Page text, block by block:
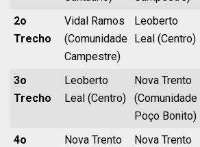
2o
Trecho
Vidal Ramos
(Comunidade
Campestre)
Leoberto
Leal (Centro)
3o
Trecho
Leoberto
Leal (Centro)
Nova Trento
(Comunidade
Poço Bonito)
4o
Nova Trento
Nova Trento